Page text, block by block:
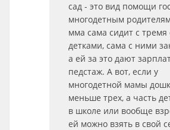
сад - это вид помощи
многодетным
мма сама сидит с тремя
детками, сама с ними
а ей за это дают
педстаж. А вот, если у
многодетной мамы
меньше трех, а часть
в школе или вообще
ей можно взять в свой